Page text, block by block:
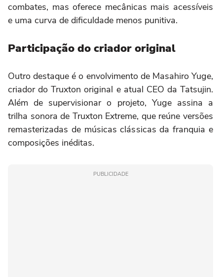
combates, mas oferece mecânicas mais acessíveis
e uma curva de dificuldade menos punitiva.
Participação do criador original
Outro destaque é o envolvimento de Masahiro Yuge,
criador do Truxton original e atual CEO da Tatsujin.
Além de supervisionar o projeto, Yuge assina a
trilha sonora de Truxton Extreme, que reúne versões
remasterizadas de músicas clássicas da franquia e
composições inéditas.
PUBLICIDADE